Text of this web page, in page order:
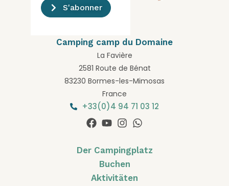
Camping camp du Domaine
La Favière
2581 Route de Bénat
83230 Bormes-les-Mimosas
France
+33(0)4 94 71 03 12
S'abonner
Der Campingplatz
Buchen
Aktivitäten